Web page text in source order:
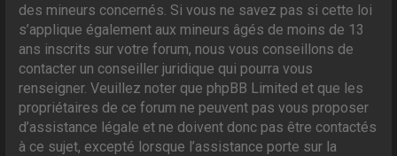
des mineurs concernés. Si vous ne savez pas si cette loi
s’applique également aux mineurs âgés de moins de 13
ans inscrits sur votre forum, nous vous conseillons de
contacter un conseiller juridique qui pourra vous
renseigner. Veuillez noter que phpBB Limited et que les
propriétaires de ce forum ne peuvent pas vous proposer
d’assistance légale et ne doivent donc pas être contactés
à ce sujet, excepté lorsque l’assistance porte sur la